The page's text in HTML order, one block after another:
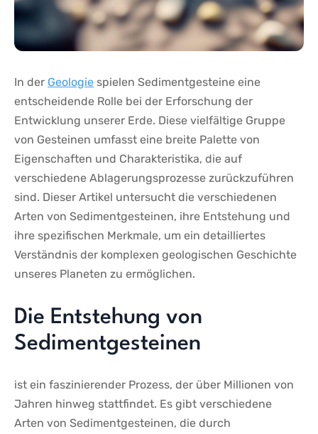
In der⁣ Geologie ‌spielen ⁣Sedimentgesteine eine
entscheidende Rolle bei der Erforschung ⁢der
Entwicklung ​unserer ⁢Erde. ⁤Diese ⁢vielfältige Gruppe
von Gesteinen umfasst eine breite Palette von
Eigenschaften und Charakteristika, die auf
verschiedene Ablagerungsprozesse zurückzuführen‍
sind.⁣ Dieser Artikel untersucht die verschiedenen
Arten⁣ von Sedimentgesteinen,‍ ihre ⁣Entstehung‍ und
ihre spezifischen ‍Merkmale, ⁤um ein detailliertes
Verständnis​ der komplexen geologischen⁣ Geschichte
unseres Planeten zu ermöglichen.
Die ⁤Entstehung von
Sedimentgesteinen
ist⁣ ein faszinierender Prozess, der über ⁣Millionen‍ von
Jahren hinweg ⁢stattfindet. ⁢Es gibt⁣ verschiedene
Arten‌ von Sedimentgesteinen, die durch